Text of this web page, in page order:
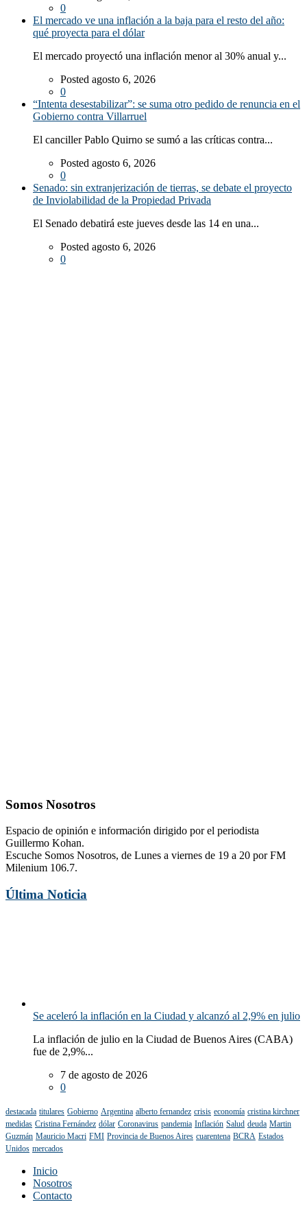
0
El mercado ve una inflación a la baja para el resto del año:
qué proyecta para el dólar
El mercado proyectó una inflación menor al 30% anual y...
Posted agosto 6, 2026
0
“Intenta desestabilizar”: se suma otro pedido de renuncia en el
Gobierno contra Villarruel
El canciller Pablo Quirno se sumó a las críticas contra...
Posted agosto 6, 2026
0
Senado: sin extranjerización de tierras, se debate el proyecto
de Inviolabilidad de la Propiedad Privada
El Senado debatirá este jueves desde las 14 en una...
Posted agosto 6, 2026
0
Somos Nosotros
Espacio de opinión e información dirigido por el periodista
Guillermo Kohan.
Escuche Somos Nosotros, de Lunes a viernes de 19 a 20 por FM
Milenium 106.7.
Última Noticia
Se aceleró la inflación en la Ciudad y alcanzó al 2,9% en julio
La inflación de julio en la Ciudad de Buenos Aires (CABA)
fue de 2,9%...
7 de agosto de 2026
0
destacada titulares Gobierno Argentina alberto fernandez crisis economía cristina kirchner
medidas Cristina Fernández dólar Coronavirus pandemia Inflación Salud deuda Martin
Guzmán Mauricio Macri FMI Provincia de Buenos Aires cuarentena BCRA Estados
Unidos mercados
Inicio
Nosotros
Contacto